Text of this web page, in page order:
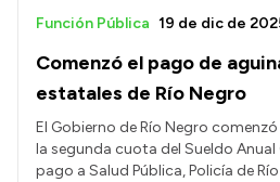
Comenzó el pago de
estatales de Río Negro
Función Pública 19 de dic de
El Gobierno de Río Negro
la segunda cuota del Sueldo
pago a Salud Pública, Policía de